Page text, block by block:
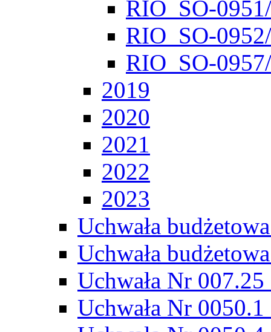
RIO_SO-
RIO_SO-
RIO_SO-
2019
2020
2021
2022
2023
Uchwała
Uchwała
Uchwała Nr
Uchwała Nr